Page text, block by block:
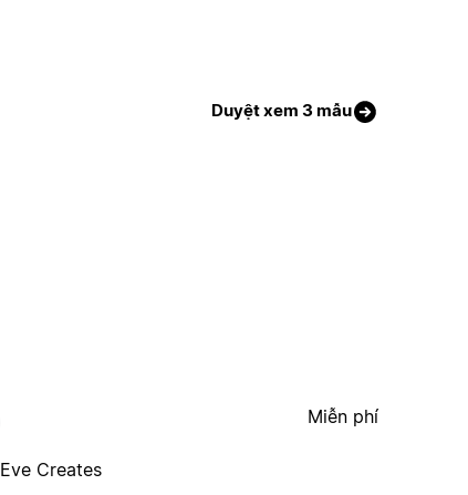
Duyệt xem 3 mẫu
Eve Creates
Miễn phí